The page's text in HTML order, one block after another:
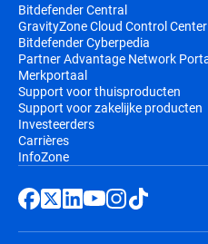
Bitdefender Central
GravityZone Cloud Control Center
Bitdefender Cyberpedia
Partner Advantage Network
Merkportaal
Support voor thuisproducten
Support voor zakelijke producten
Investeerders
Carrières
InfoZone